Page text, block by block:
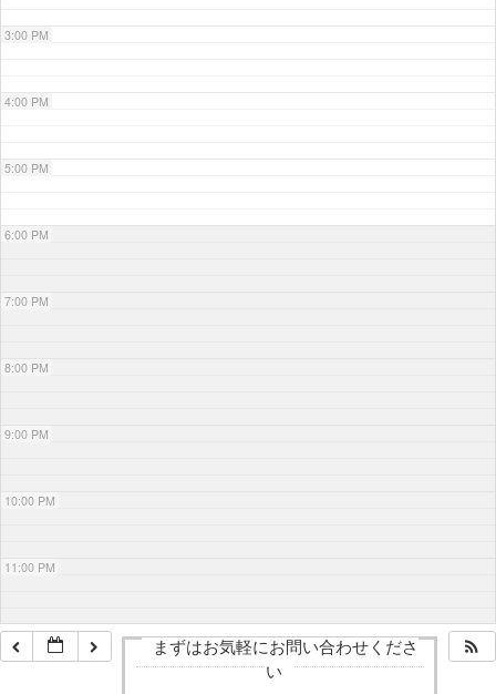
3:00 PM
4:00 PM
5:00 PM
6:00 PM
7:00 PM
8:00 PM
9:00 PM
10:00 PM
11:00 PM
まずはお気軽にお問い合わせくださ
い